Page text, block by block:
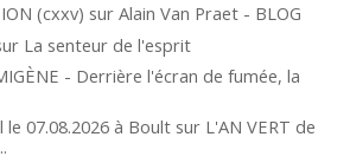
(cxxv) surAlain Van Praet - BLOG
La senteur de l'esprit
- Derrière l'écran de fumée, la
07.08.2026 à Boult sur L'AN VERT de